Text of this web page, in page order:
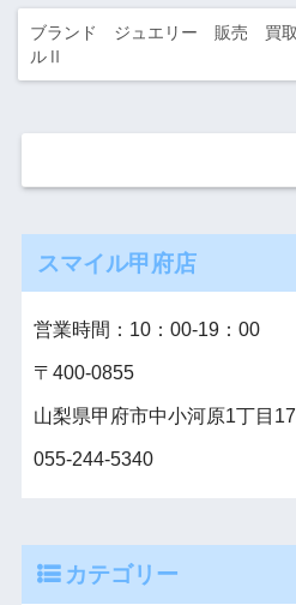
ブランド ジュエリー 販売 買
ルⅡ
スマイル甲府店
営業時間：10：00‐19：00
〒400-0855
山梨県甲府市中小河原1丁目
055-244-5340
カテゴリー